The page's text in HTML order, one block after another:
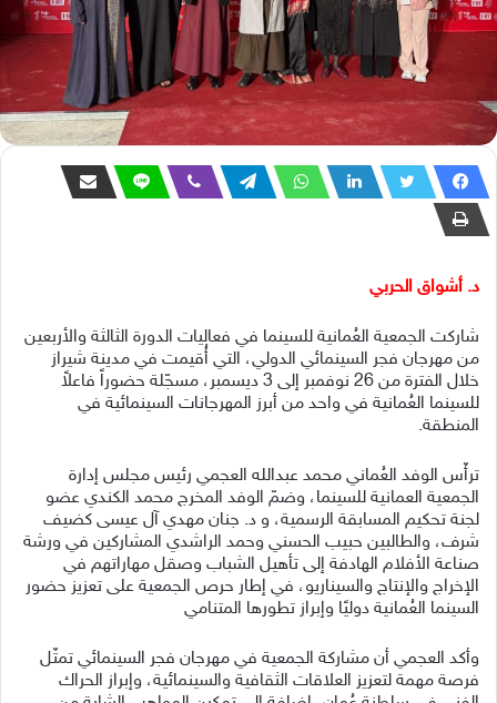
د. أشواق الحربي
شاركت الجمعية العُمانية للسينما في فعاليات الدورة الثالثة والأربعين
من مهرجان فجر السينمائي الدولي، التي أُقيمت في مدينة شيراز
خلال الفترة من 26 نوفمبر إلى 3 ديسمبر، مسجّلة حضوراً فاعلاً
للسينما العُمانية في واحد من أبرز المهرجانات السينمائية في
المنطقة.
ترأّس الوفد العُماني محمد عبدالله العجمي رئيس مجلس إدارة
الجمعية العمانية للسينما، وضمّ الوفد المخرج محمد الكندي عضو
لجنة تحكيم المسابقة الرسمية، و د. جنان مهدي آل عيسى كضيف
شرف، والطالبين حبيب الحسني وحمد الراشدي المشاركين في ورشة
صناعة الأفلام الهادفة إلى تأهيل الشباب وصقل مهاراتهم في
الإخراج والإنتاج والسيناريو، في إطار حرص الجمعية على تعزيز حضور
السينما العُمانية دوليًا وإبراز تطورها المتنامي
وأكد العجمي أن مشاركة الجمعية في مهرجان فجر السينمائي تمثّل
فرصة مهمة لتعزيز العلاقات الثقافية والسينمائية، وإبراز الحراك